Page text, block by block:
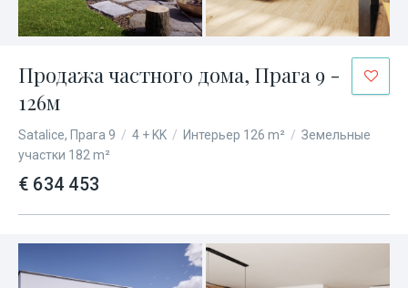
Продажа частного дома, Прага 9 -
126м
Satalice, Прага 9 / 4 + KK / Интерьер 126 m² / Земельные
участки 182 m²
€ 634 453